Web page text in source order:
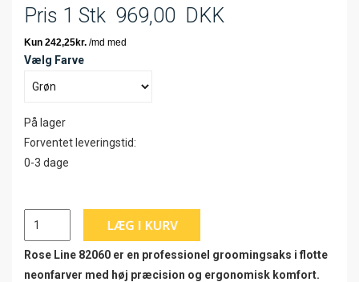
Pris 1 Stk 969,00 DKK
Vælg Farve
På lager
Forventet leveringstid:
0-3 dage
Rose Line 82060 er en professionel groomingsaks i flotte
neonfarver med høj præcision og ergonomisk komfort.